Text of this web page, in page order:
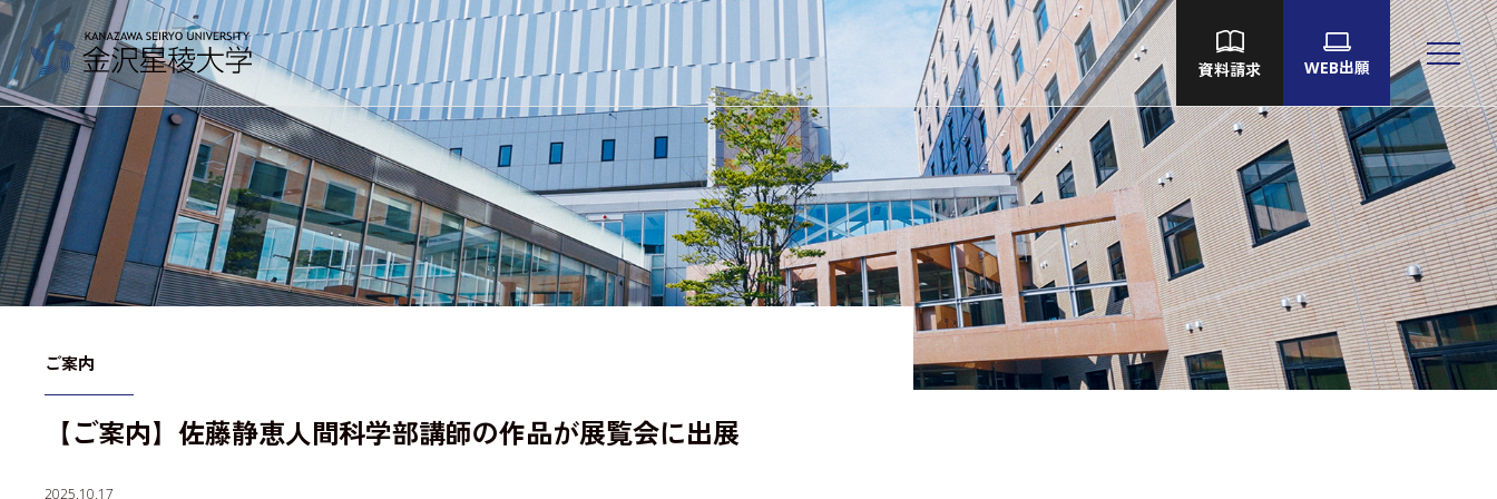
金沢星稜大学 女子短期大学部 大学院
Language
大学案内
教育／学部・大学院
産学地域連携・研究
資料請求 WEB出願
ご案内
【ご案内】佐藤静恵人間科学部講師の作品が展覧会に出展
2025.10.17